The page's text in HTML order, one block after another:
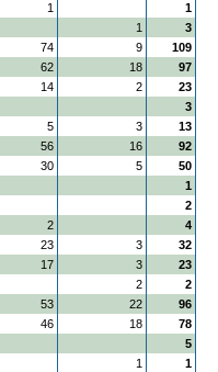
1
1
1
3
74 9
109
62 18
97
14 2
23
3
5 3
13
56 16
92
30 5
50
1
2
2
4
23 3
32
17 3
23
2
2
53 22
96
46 18
78
5
1
1